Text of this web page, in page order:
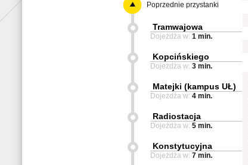
Poprzednie przystanki
Tramwajowa
Dojeżdża w: 1 min.
Kopcińskiego
Dojeżdża w: 3 min.
Matejki (kampus UŁ)
Dojeżdża w: 4 min.
Radiostacja
Dojeżdża w: 5 min.
Konstytucyjna
Dojeżdża w: 7 min.